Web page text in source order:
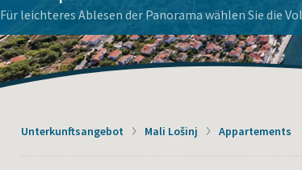
genießen.
La Dolce Vita Haus
Apoxyomenos auf Lošinj
Mieten Sie ein Boot
Aquapark Čikat - Buchen Sie hier!
Wohnungen auf der Insel Lošinj!
Unterkunftsangebot Mali Lošinj Appartements